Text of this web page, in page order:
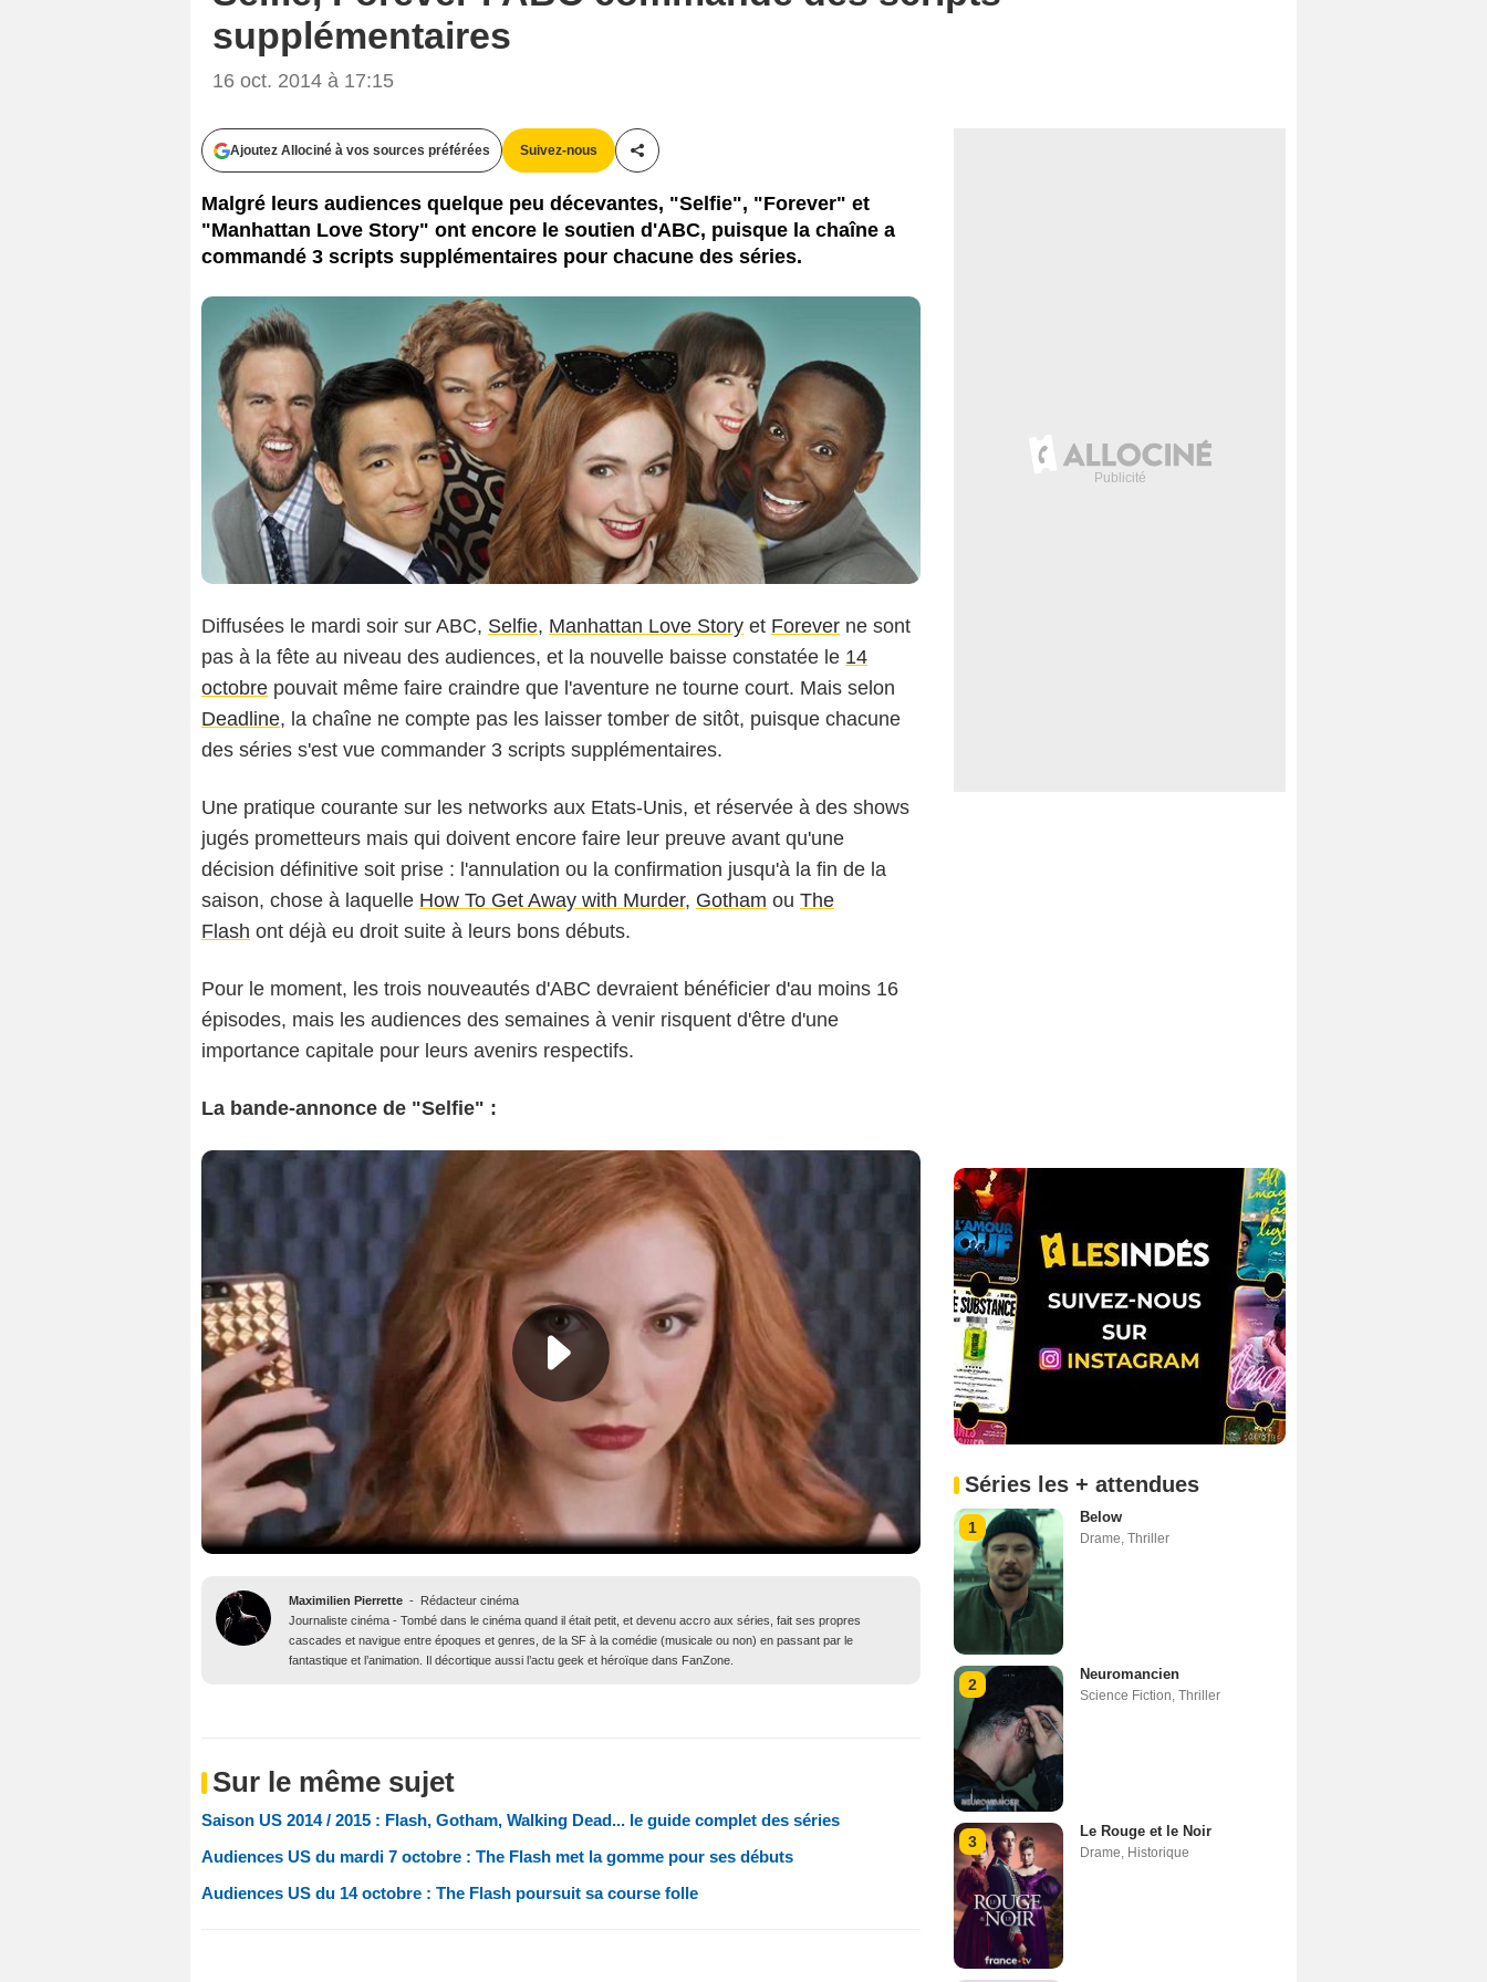
supplémentaires
16 oct. 2014 à 17:15
Ajoutez Allociné à vos sources préférées Suivez-nous
Partager cet article
Malgré leurs audiences quelque peu décevantes, "Selfie", "Forever" et
"Manhattan Love Story" ont encore le soutien d'ABC, puisque la chaîne a
commandé 3 scripts supplémentaires pour chacune des séries.
Diffusées le mardi soir sur ABC, Selfie, Manhattan Love Story et Forever ne sont
pas à la fête au niveau des audiences, et la nouvelle baisse constatée le 14
octobre pouvait même faire craindre que l'aventure ne tourne court. Mais selon
Deadline, la chaîne ne compte pas les laisser tomber de sitôt, puisque chacune
des séries s'est vue commander 3 scripts supplémentaires.
Une pratique courante sur les networks aux Etats-Unis, et réservée à des shows
jugés prometteurs mais qui doivent encore faire leur preuve avant qu'une
décision définitive soit prise : l'annulation ou la confirmation jusqu'à la fin de la
saison, chose à laquelle How To Get Away with Murder, Gotham ou The
Flash ont déjà eu droit suite à leurs bons débuts.
Pour le moment, les trois nouveautés d'ABC devraient bénéficier d'au moins 16
épisodes, mais les audiences des semaines à venir risquent d'être d'une
importance capitale pour leurs avenirs respectifs.
La bande-annonce de "Selfie" :
Maximilien Pierrette -
Rédacteur cinéma
Journaliste cinéma - Tombé dans le cinéma quand il était petit, et devenu accro aux séries, fait ses propres
cascades et navigue entre époques et genres, de la SF à la comédie (musicale ou non) en passant par le
fantastique et l’animation. Il décortique aussi l’actu geek et héroïque dans FanZone.
Sur le même sujet
Saison US 2014 / 2015 : Flash, Gotham, Walking Dead... le guide complet des séries
Audiences US du mardi 7 octobre : The Flash met la gomme pour ses débuts
Audiences US du 14 octobre : The Flash poursuit sa course folle
Séries les + attendues
1
Below
Drame Thriller
2
Neuromancien
Science Fiction Thriller
3
Le Rouge et le Noir
Drame Historique